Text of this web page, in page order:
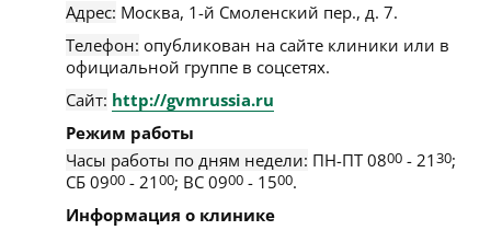
Адрес: Москва, 1-й Смоленский пер., д. 7.
Телефон: опубликован на сайте клиники или в
официальной группе в соцсетях.
Сайт: http://gvmrussia.ru
Режим работы
Часы работы по дням недели: ПН-ПТ 0800 - 2130;
СБ 0900 - 2100; ВС 0900 - 1500.
Информация о клинике